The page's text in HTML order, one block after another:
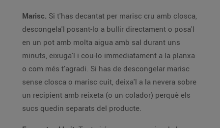
Marisc. Si t'has decantat per marisc cru amb closca,
descongela'l posant-lo a bullir directament o posa'l
en un pot amb molta aigua amb sal durant uns
minuts, eixuga'l i cou-lo immediatament a la planxa
o com més t'agradi. Si has de descongelar marisc
sense closca o marisc cuit, deixa'l a la nevera sobre
un recipient amb reixeta (o un colador) perquè els
sucs quedin separats del producte.